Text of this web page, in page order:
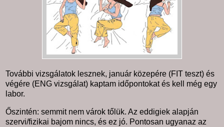
További vizsgálatok lesznek, január közepére (FIT teszt) és
végére (ENG vizsgálat) kaptam időpontokat és kell még egy
labor.
Őszintén: semmit nem várok tőlük. Az eddigiek alapján
szervi/fizikai bajom nincs, és ez jó. Pontosan ugyanaz az